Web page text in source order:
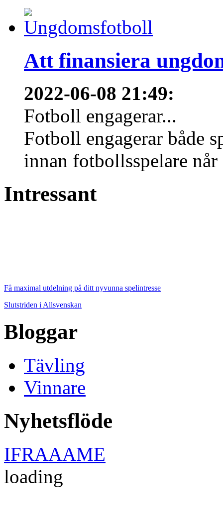
Att finansiera
2022-06-08 21:49:
Fotboll engagerar...
Fotboll engagerar både
innan fotbollsspelare
Intressant
Få maximal utdelning på ditt nyvunna spelintresse
Slutstriden i Allsvenskan
Bloggar
Tävling
Vinnare
Nyhetsflöde
IFRAAAME
loading